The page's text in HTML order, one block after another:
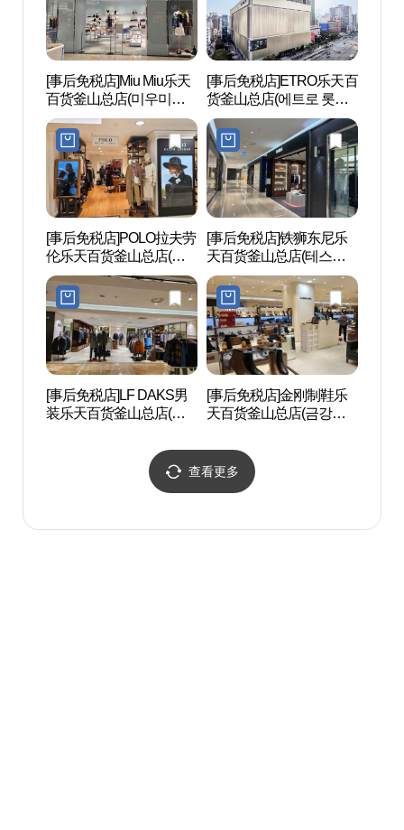
[事后免税店]Miu Miu乐天
百货釜山总店(미우미우
롯데백화점 부산본점)
[事后免税店]ETRO乐天百
货釜山总店(에트로 롯데
백화점 부산본점)
[事后免税店]POLO拉夫劳
伦乐天百货釜山总店(폴
로 랄프로렌 롯데백화점
부산본점)
[事后免税店]铁狮东尼乐
天百货釜山总店(테스토
니 롯데백화점 부산본점)
[事后免税店]LF DAKS男
装乐天百货釜山总店(닥
[事后免税店]金刚制鞋乐
天百货釜山总店(금강제
查看更多